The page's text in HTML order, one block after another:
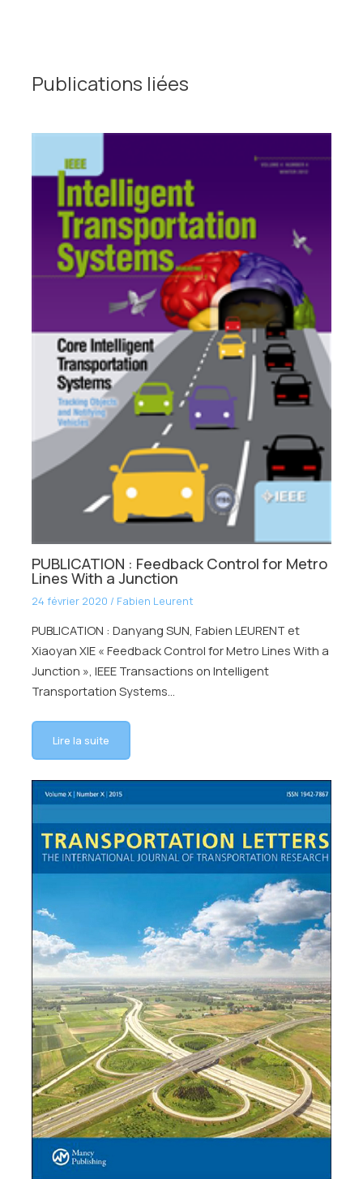
Publications liées
PUBLICATION : Feedback Control for Metro
Lines With a Junction
24 février 2020 / Fabien Leurent
PUBLICATION : Danyang SUN, Fabien LEURENT et
Xiaoyan XIE « Feedback Control for Metro Lines With a
Junction », IEEE Transactions on Intelligent
Transportation Systems…
Lire la suite